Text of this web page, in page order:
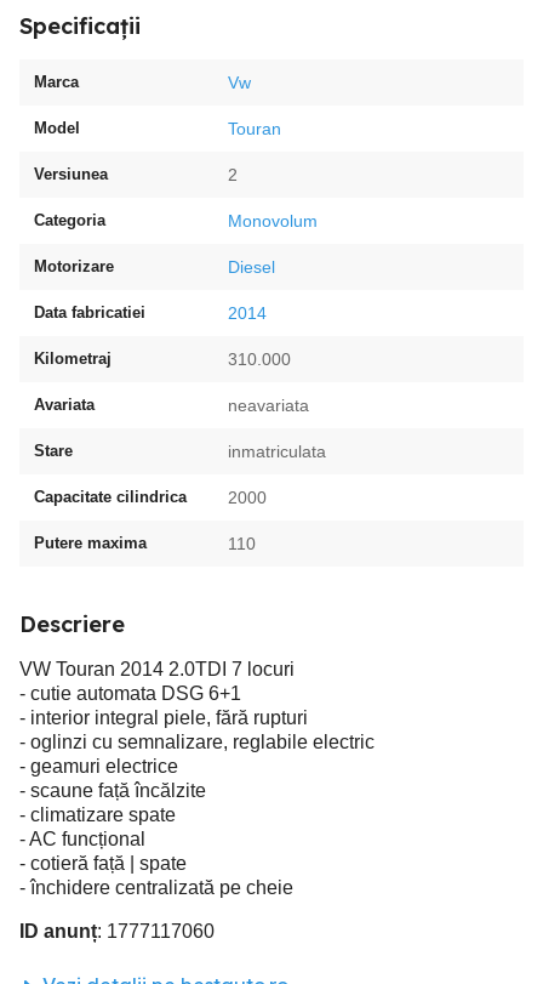
Specificații
Marca Vw
Model Touran
Versiunea 2
Categoria Monovolum
Motorizare Diesel
Data fabricatiei 2014
Kilometraj 310.000
Avariata neavariata
Stare inmatriculata
Capacitate cilindrica 2000
Putere maxima 110
Descriere
VW Touran 2014 2.0TDI 7 locuri
- cutie automata DSG 6+1
- interior integral piele, fără rupturi
- oglinzi cu semnalizare, reglabile electric
- geamuri electrice
- scaune față încălzite
- climatizare spate
- AC funcțional
- cotieră față | spate
- închidere centralizată pe cheie
ID anunț: 1777117060